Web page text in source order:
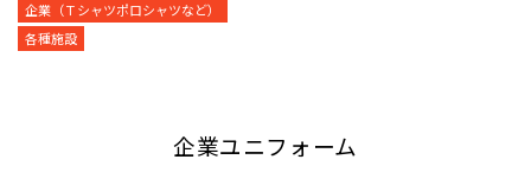
企業（Ｔシャツポロシャツなど）
各種施設
企業ユニフォーム